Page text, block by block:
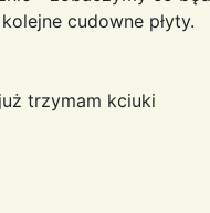
cudowne płyty.
trzymam kciuki